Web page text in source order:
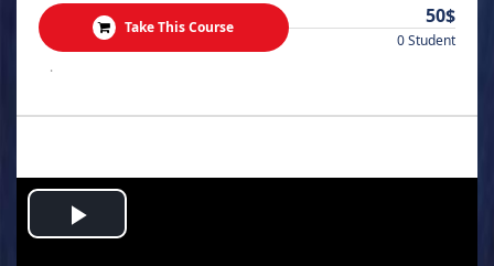
Take This Course 50$
0 Student
.
Play